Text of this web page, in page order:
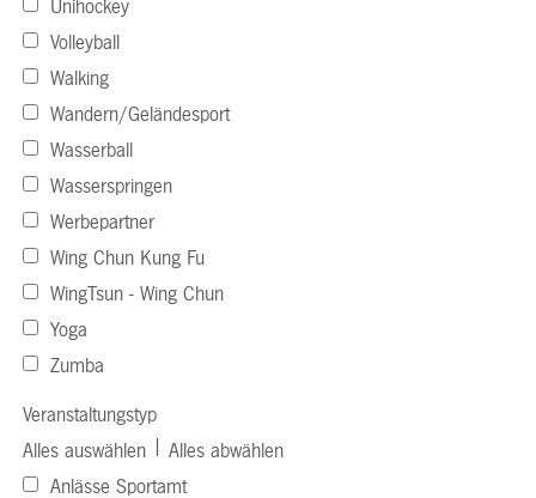
Unihockey
Volleyball
Walking
Wandern/Geländesport
Wasserball
Wasserspringen
Werbepartner
Wing Chun Kung Fu
WingTsun - Wing Chun
Yoga
Zumba
Veranstaltungstyp
Alles auswählen
Alles abwählen
Anlässe Sportamt